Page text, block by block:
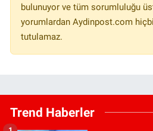
bulunuyor ve tüm sorumluluğu
yorumlardan Aydinpost.com
tutulamaz.
Trend Haberler